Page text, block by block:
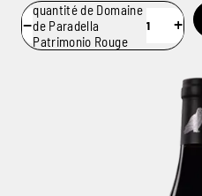
−
quantité de Domaine
de Paradella
Patrimonio Rouge
+